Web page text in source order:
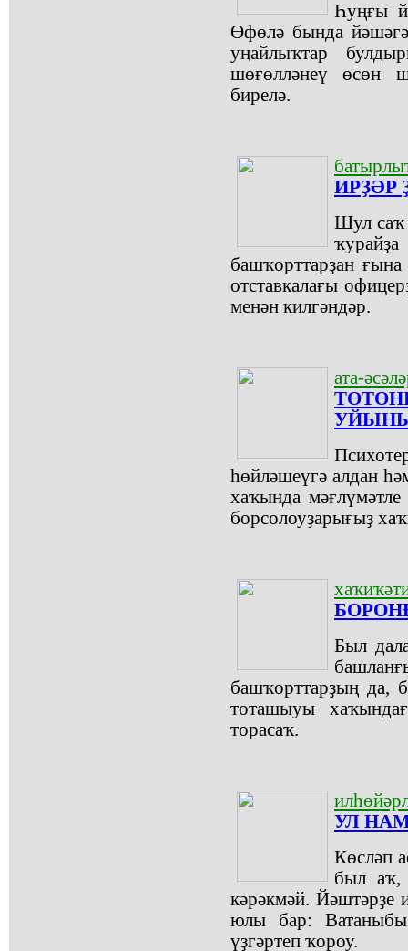
Һуңғы
Өфөлә бында
уңайлыҡтар
шөғөлләнеү өсөн
бирелә.
ИРҘӘР
Шул саҡ
башҡорттарҙан
отставкалағы
менән килгәндәр.
ата-
һөйләшеүгә алдан
хаҡында
борсолоуҙарығыҙ
Был
башҡорттарҙың да,
тоташыуы
торасаҡ.
УЛ
Көсләп
был аҡ,
кәрәкмәй. Йәштәрҙе
юлы бар:
үҙгәртеп ҡороу.